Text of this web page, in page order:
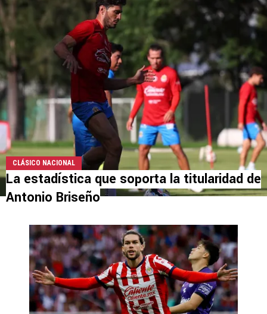
CLÁSICO NACIONAL
La estadística que soporta la titularidad de
Antonio Briseño